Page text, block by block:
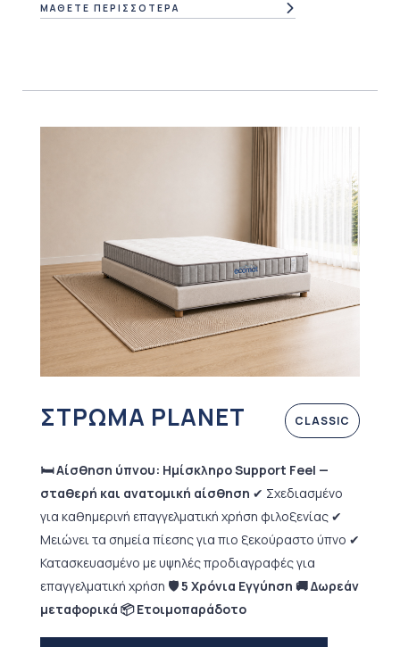
ΜΑΘΕΤΕ ΠΕΡΙΣΣΟΤΕΡΑ
ΣΤΡΩΜΑ PLANET CLASSIC
🛏️ Αίσθηση ύπνου: Ημίσκληρο Support Feel —
σταθερή και ανατομική αίσθηση ✔ Σχεδιασμένο
για καθημερινή επαγγελματική χρήση φιλοξενίας ✔
Μειώνει τα σημεία πίεσης για πιο ξεκούραστο ύπνο ✔
Κατασκευασμένο με υψηλές προδιαγραφές για
επαγγελματική χρήση 🛡 5 Χρόνια Εγγύηση 🚚 Δωρεάν
μεταφορικά 📦 Ετοιμοπαράδοτο